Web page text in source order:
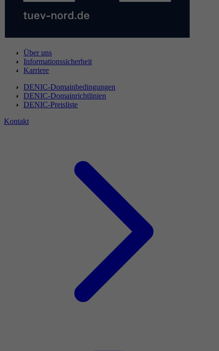
Über uns
Informationssicherheit
Karriere
DENIC-Domainbedingungen
DENIC-Domainrichtlinien
DENIC-Preisliste
Kontakt